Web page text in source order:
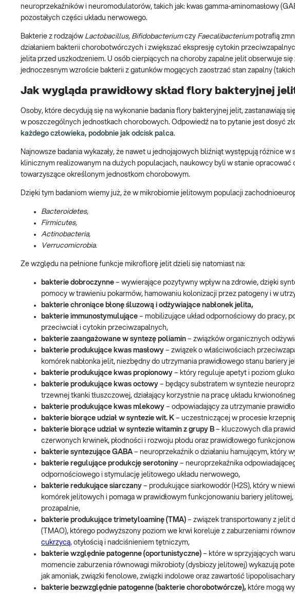
neuroprzekaźników i neuromodulatorów, takich jak: kwas gamma-aminomasłowy
pozostałych części układu nerwowego.
Bakterie z rodzajów Lactobacillus, Bifidobacteriumczy Faecalibacteriumpotrafią
działaniem bakterii chorobotwórczych i zwiększać ekspresję cytokin
jelita przed uszkodzeniem. U osób cierpiących na choroby zapalne jelit obserwuje
jednoczesnym wzroście bakterii z gatunków mogących zaostrzać stan zapalny (takich
Jak wygląda prawidłowy skład flory bakteryjnej
Osoby, które decydują się na wykonanie badania flory bakteryjnej jelit, zastanawiają
w poszczególnych jednostkach chorobowych. Odpowiedź na to pytanie jest dosyć
każdego człowieka, podobnie jak odcisk palca.
Najnowsze badania wykazały, że nawet u jednojajowych bliźniąt występują różnice
klinicznym realizowanym na dużych populacjach, naukowcy byli w stanie opracować
towarzyszące określonym jednostkom chorobowym.
Dzięki tym badaniom wiemy już, że w mikrobiomie jelitowym populacji
Bacteroidetes,
Firmicutes,
Actinobacteria,
Verrucomicrobia.
Ze względu na pełnione funkcje mikroflorę jelit dzieli się natomiast na:
bakterie dobroczynne – wywierające pozytywny wpływ na zdrowie, dzięki
pomocy w trawieniu pokarmów, hamowaniu kolonizacji przez patogeny i w
bakterie chroniące błonę śluzową i odżywiające nabłonek jelita,
bakterie immunostymulujące – mobilizujące układ odpornościowy do pracy,
przeciwciał i cytokin przeciwzapalnych,
bakterie zaangażowane w syntezę poliamin – związków organicznych
bakterie produkujące kwas masłowy – związek o właściwościach
komórek nabłonka jelit, niezbędny do utrzymania prawidłowego stanu bariery
bakterie produkujące kwas propionowy – który reguluje apetyt i poziom
bakterie produkujące kwas octowy – będący substratem w syntezie
trzewnej tkanki tłuszczowej, działający korzystnie na pracę układu
bakterie produkujące kwas mlekowy – odpowiadający za utrzymanie
bakterie biorące udział w syntezie wit. K – uczestniczącej w procesie
bakterie biorące udział w syntezie witamin z grupy B – kluczowych dla
czerwonych krwinek, płodności i rozwoju płodu oraz prawidłowego
bakterie syntezujące GABA – neuroprzekaźnik o działaniu hamującym, który
bakterie regulujące produkcję serotoniny – neuroprzekaźnika
odpornościowego i stymulację jelitowego układu nerwowego,
bakterie redukujące siarczany – produkujące siarkowodór (H2S), który w
komórek jelitowych i pomaga w prawidłowym funkcjonowaniu bariery
prozapalnie,
bakterie produkujące trimetyloaminę (TMA) – związek transportowany z jelit
(TMAO), którego podwyższony poziom we krwi koreluje z zaburzeniami
cukrzycą, otyłością i nadciśnieniem tętniczym,
bakterie względnie patogenne (oportunistyczne) – które w sprzyjających
momencie zaburzenia równowagi mikrobioty (dysbiozy jelitowej) wykazują
jak amoniak, związki fenolowe, związki indolowe oraz zawartość
bakterie bezwzględnie patogenne (bakterie chorobotwórcze), które mogą